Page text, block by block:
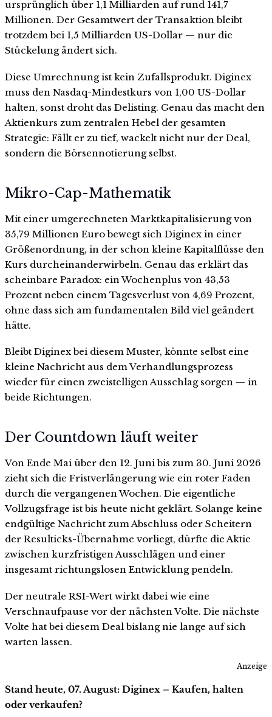
ursprünglich über 1,1 Milliarden auf rund 141,7
Millionen. Der Gesamtwert der Transaktion bleibt
trotzdem bei 1,5 Milliarden US-Dollar — nur die
Stückelung ändert sich.
Diese Umrechnung ist kein Zufallsprodukt. Diginex
muss den Nasdaq-Mindestkurs von 1,00 US-Dollar
halten, sonst droht das Delisting. Genau das macht den
Aktienkurs zum zentralen Hebel der gesamten
Strategie: Fällt er zu tief, wackelt nicht nur der Deal,
sondern die Börsennotierung selbst.
Mikro-Cap-Mathematik
Mit einer umgerechneten Marktkapitalisierung von
35,79 Millionen Euro bewegt sich Diginex in einer
Größenordnung, in der schon kleine Kapitalflüsse den
Kurs durcheinanderwirbeln. Genau das erklärt das
scheinbare Paradox: ein Wochenplus von 43,53
Prozent neben einem Tagesverlust von 4,69 Prozent,
ohne dass sich am fundamentalen Bild viel geändert
hätte.
Bleibt Diginex bei diesem Muster, könnte selbst eine
kleine Nachricht aus dem Verhandlungsprozess
wieder für einen zweistelligen Ausschlag sorgen — in
beide Richtungen.
Der Countdown läuft weiter
Von Ende Mai über den 12. Juni bis zum 30. Juni 2026
zieht sich die Fristverlängerung wie ein roter Faden
durch die vergangenen Wochen. Die eigentliche
Vollzugsfrage ist bis heute nicht geklärt. Solange keine
endgültige Nachricht zum Abschluss oder Scheitern
der Resulticks-Übernahme vorliegt, dürfte die Aktie
zwischen kurzfristigen Ausschlägen und einer
insgesamt richtungslosen Entwicklung pendeln.
Der neutrale RSI-Wert wirkt dabei wie eine
Verschnaufpause vor der nächsten Volte. Die nächste
Volte hat bei diesem Deal bislang nie lange auf sich
warten lassen.
Anzeige
Stand heute, 07. August: Diginex – Kaufen, halten
oder verkaufen?